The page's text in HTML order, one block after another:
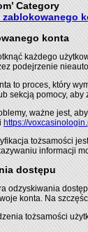
Category
konta
każdego
podejrzenie
to proces, który
sekcją pomocy,
ważne jest,
https://
tożsamości
informacji
dostępu
odzyskiwania
konta. Na
tożsamości